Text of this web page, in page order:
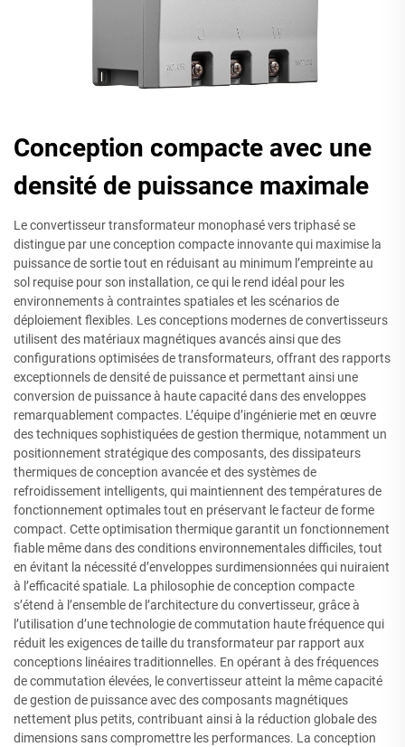
Conception compacte avec une
densité de puissance maximale
Le convertisseur transformateur monophasé vers triphasé se
distingue par une conception compacte innovante qui maximise la
puissance de sortie tout en réduisant au minimum l’empreinte au
sol requise pour son installation, ce qui le rend idéal pour les
environnements à contraintes spatiales et les scénarios de
déploiement flexibles. Les conceptions modernes de convertisseurs
utilisent des matériaux magnétiques avancés ainsi que des
configurations optimisées de transformateurs, offrant des rapports
exceptionnels de densité de puissance et permettant ainsi une
conversion de puissance à haute capacité dans des enveloppes
remarquablement compactes. L’équipe d’ingénierie met en œuvre
des techniques sophistiquées de gestion thermique, notamment un
positionnement stratégique des composants, des dissipateurs
thermiques de conception avancée et des systèmes de
refroidissement intelligents, qui maintiennent des températures de
fonctionnement optimales tout en préservant le facteur de forme
compact. Cette optimisation thermique garantit un fonctionnement
fiable même dans des conditions environnementales difficiles, tout
en évitant la nécessité d’enveloppes surdimensionnées qui nuiraient
à l’efficacité spatiale. La philosophie de conception compacte
s’étend à l’ensemble de l’architecture du convertisseur, grâce à
l’utilisation d’une technologie de commutation haute fréquence qui
réduit les exigences de taille du transformateur par rapport aux
conceptions linéaires traditionnelles. En opérant à des fréquences
de commutation élevées, le convertisseur atteint la même capacité
de gestion de puissance avec des composants magnétiques
nettement plus petits, contribuant ainsi à la réduction globale des
dimensions sans compromettre les performances. La conception